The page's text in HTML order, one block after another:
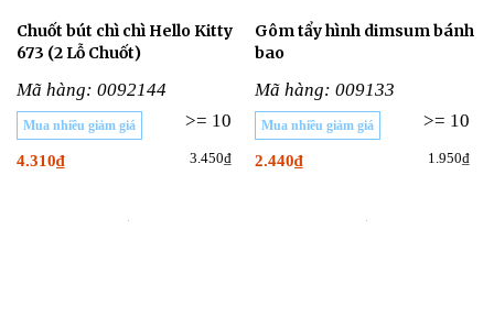
Chuốt bút chì chì Hello Kitty
673 (2 Lỗ Chuốt)
Mã hàng: 0092144
>= 10
Mua nhiều giảm giá
4.310₫ 3.450₫
Gôm tẩy hình dimsum bánh
bao
Mã hàng: 009133
Mua nhiều giảm giá >= 10
2.440₫ 1.950₫